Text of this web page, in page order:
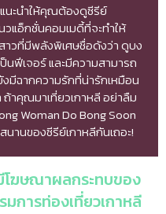
นะนำให้คุณต้องดูซีรีย์
แอ็กชั่นคอมเมดี้ที่จะทำให้
วที่มีพลังพิเศษชื่อดังว่า ดูบง
ฟีเจอร์ และมีความสามารถ
มีฉากความรักที่น่ารักเหมือน
าคุณมาเที่ยวเกาหลี อย่าลืม
Woman Do Bong Soon
านของซีรีย์เกาหลีกันเถอะ!
โฆษณาผลกระทบของ
การท่องเที่ยวเกาหลี